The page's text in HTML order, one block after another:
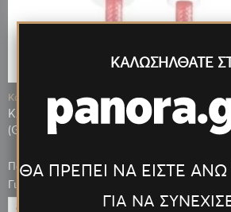
Κωδ.: 09221
ΚΑΛΩΔΙΟ ΦΟΡΤΙΣΗΣ LIGHTNING
(GS06)
Πόντοι που κερδίζεις: 246
Για μεγαλύτερη ποσότητα έως:
0,98 €
ΚΑΛΩΣΗΛΘΑΤΕ
ΘΑ ΠΡΕΠΕΙ ΝΑ ΕΙΣΤΕ
ΓΙΑ ΝΑ